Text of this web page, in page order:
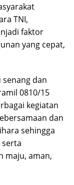
TNI,
faktor
yang cepat,
senang dan
0810/15
kegiatan
dan
sehingga
maju, aman,